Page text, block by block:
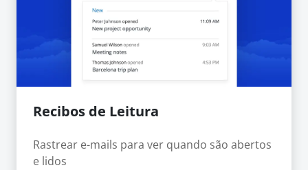
Recibos de Leitura
Rastrear e-mails para ver quando são abertos
e lidos